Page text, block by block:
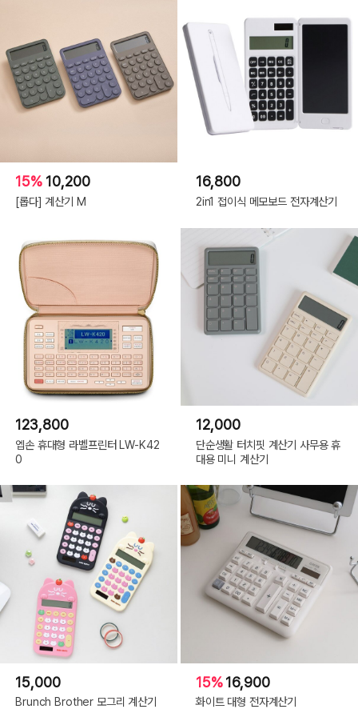
15% 10,200
[롭다] 계산기 M
16,800
2in1 접이식 메모보드 전자계산기
123,800
엡손 휴대형 라벨프린터 LW-K42
0
12,000
단순생활 터치핏 계산기 사무용 휴
대용 미니 계산기
15,000
Brunch Brother 모그리 계산기
15%16,900
화이트 대형 전자계산기